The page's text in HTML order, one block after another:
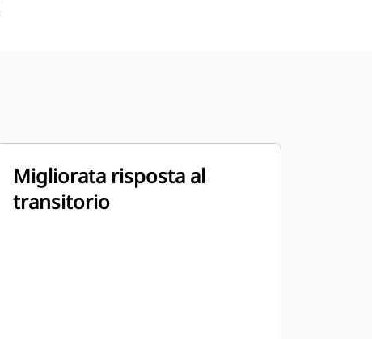
Migliorata risposta al
transitorio